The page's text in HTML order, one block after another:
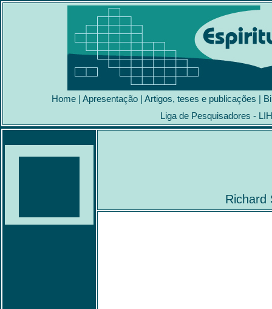
Home | Apresentação | Artigos, teses e publicações |
Liga de Pesquisadores -
Richard